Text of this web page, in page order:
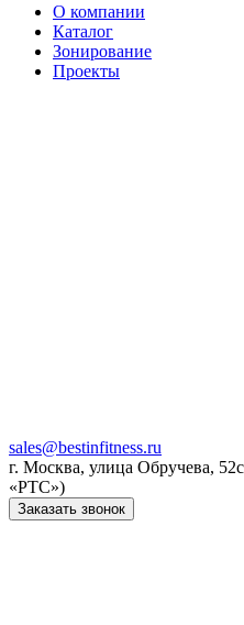
О компании
Каталог
Зонирование
Проекты
sales@bestinfitness.ru
г. Москва, улица Обручева,
«РТС»)
Заказать звонок